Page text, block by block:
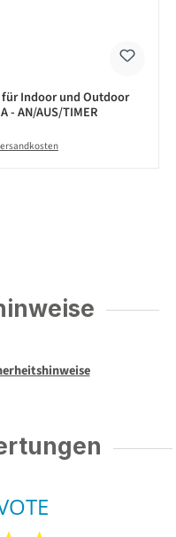
Indoor und Outdoor
- AN/AUS/TIMER
Preis: